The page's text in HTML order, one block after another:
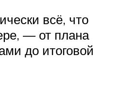
всё, что
— от плана
до итоговой